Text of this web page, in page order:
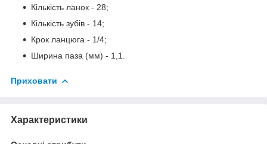
Кількість ланок - 28;
Кількість зубів - 14;
Крок ланцюга - 1/4;
Ширина паза (мм) - 1,1.
Приховати
Характеристики